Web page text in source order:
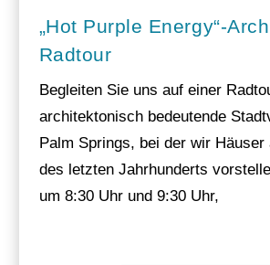
„Hot Purple Energy“-
Radtour
Begleiten Sie uns auf einer
architektonisch bedeutende
Palm Springs, bei der wir
des letzten Jahrhunderts
um 8:30 Uhr und 9:30 Uhr,